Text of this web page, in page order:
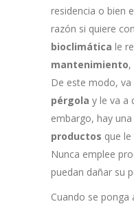
residencia o bien
razón si quiere
bioclimática le
mantenimiento,
De este modo, va
pérgola y le va a
embargo, hay una
productos que
Nunca emplee
puedan dañar su
Cuando se ponga